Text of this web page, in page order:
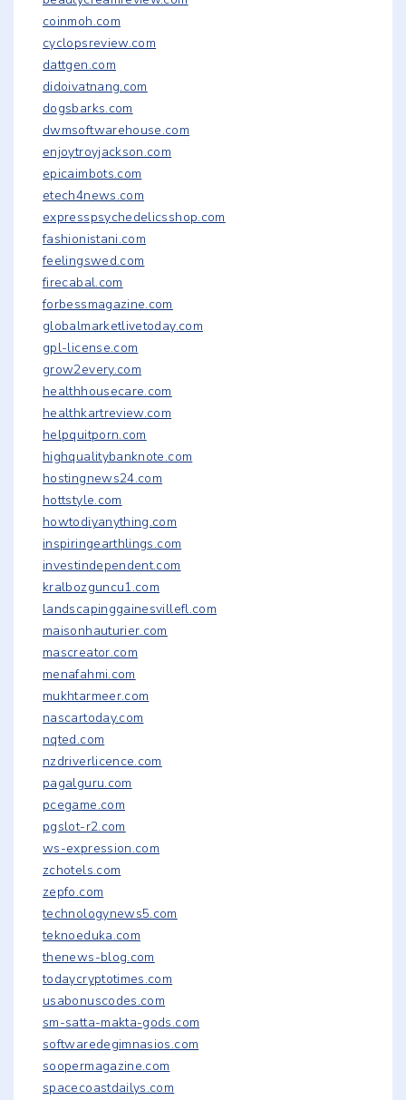
coinmoh.com
cyclopsreview.com
dattgen.com
didoivatnang.com
dogsbarks.com
dwmsoftwarehouse.com
enjoytroyjackson.com
epicaimbots.com
etech4news.com
expresspsychedelicsshop.com
fashionistani.com
feelingswed.com
firecabal.com
forbessmagazine.com
globalmarketlivetoday.com
gpl-license.com
grow2every.com
healthhousecare.com
healthkartreview.com
helpquitporn.com
highqualitybanknote.com
hostingnews24.com
hottstyle.com
howtodiyanything.com
inspiringearthlings.com
investindependent.com
kralbozguncu1.com
landscapinggainesvillefl.com
maisonhauturier.com
mascreator.com
menafahmi.com
mukhtarmeer.com
nascartoday.com
nqted.com
nzdriverlicence.com
pagalguru.com
pcegame.com
pgslot-r2.com
ws-expression.com
zchotels.com
zepfo.com
technologynews5.com
teknoeduka.com
thenews-blog.com
todaycryptotimes.com
usabonuscodes.com
sm-satta-makta-gods.com
softwaredegimnasios.com
soopermagazine.com
spacecoastdailys.com